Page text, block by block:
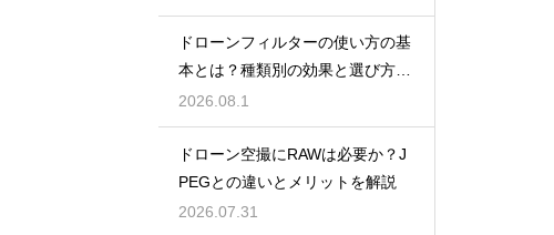
ドローンフィルターの使い方の基
本とは？種類別の効果と選び方を
解説
2026.08.1
ドローン空撮にRAWは必要か？J
PEGとの違いとメリットを解説
2026.07.31